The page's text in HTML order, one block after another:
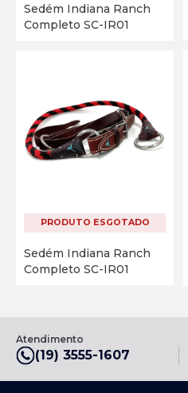
Sedém Indiana Ranch
Completo SC-IR01
PRODUTO ESGOTADO
Sedém Indiana Ranch
Completo SC-IR01
Atendimento
(19) 3555-1607